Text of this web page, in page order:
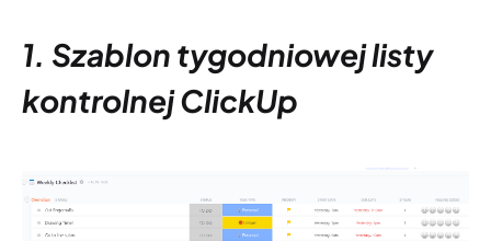
1. Szablon tygodniowej listy
kontrolnej ClickUp